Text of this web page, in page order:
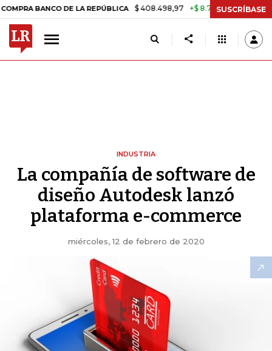
BANCO DE LA REPÚBLICA $ 408.498,97 +$ 8.753,81 +2,19%
SUSCRÍBASE
INDUSTRIA
La compañía de software de
diseño Autodesk lanzó
plataforma e-commerce
miércoles, 12 de febrero de 2020